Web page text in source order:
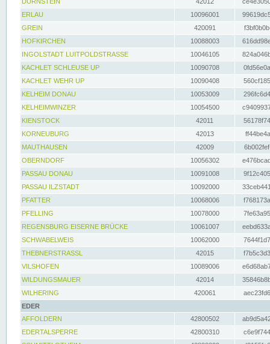
ERLAU
10096001
GREIN
420091
HOFKIRCHEN
10088003
INGOLSTADT LUITPOLDSTRASSE
10046105
KACHLET SCHLEUSE UP
10090708
KACHLET WEHR UP
10090408
KELHEIM DONAU
10053009
KELHEIMWINZER
10054500
KIENSTOCK
42011
KORNEUBURG
42013
MAUTHAUSEN
42009
OBERNDORF
10056302
PASSAU DONAU
10091008
PASSAU ILZSTADT
10092000
PFATTER
10068006
PFELLING
10078000
REGENSBURG EISERNE BRÜCKE
10061007
SCHWABELWEIS
10062000
THEBNERSTRASSL
42015
VILSHOFEN
10089006
WILDUNGSMAUER
42014
WILHERING
420061
EDER
AFFOLDERN
42800502
EDERTALSPERRE
42800310